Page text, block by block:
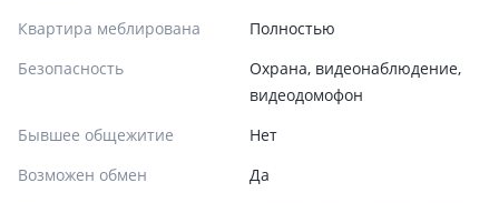
Квартира меблирована
Полностью
Безопасность
Охрана, видеонаблюдение,
видеодомофон
Бывшее общежитие
Нет
Возможен обмен
Да